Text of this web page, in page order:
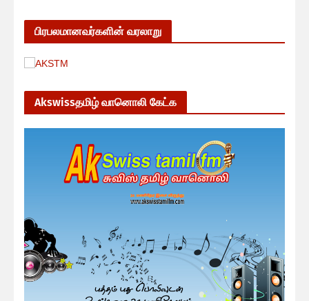
பிரபலமானவர்களின் வரலாறு
Akswissதமிழ் வானொலி கேட்க